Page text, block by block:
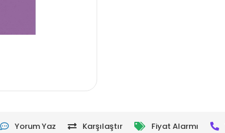
Yorum Yaz Karşılaştır Fiyat Alarmı